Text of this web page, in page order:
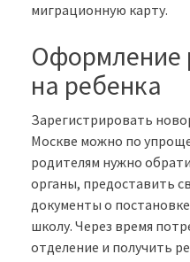
миграционную карту.
Оформление
на ребенка
Зарегистрировать
Москве можно по
родителям нужно
органы, предоставить
документы о
школу. Через время
отделение и получить